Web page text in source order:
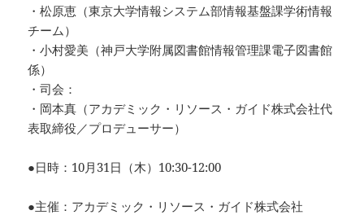
・松原恵（東京大学情報システム部情報基盤課学術情報
チーム）
・小村愛美（神戸大学附属図書館情報管理課電子図書館
係）
・司会：
・岡本真（アカデミック・リソース・ガイド株式会社代
表取締役／プロデューサー）
●日時：10月31日（木）10:30-12:00
●主催：アカデミック・リソース・ガイド株式会社